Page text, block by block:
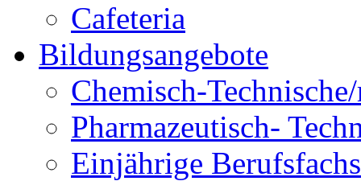
Cafeteria
Bildungsangebote
Chemisch-
Pharmazeutisch-
Einjährige